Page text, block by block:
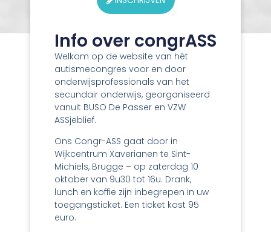
Info over congrASS
Welkom op de website van hét
autismecongres voor en door
onderwijsprofessionals van het
secundair onderwijs, georganiseerd
vanuit BUSO De Passer en VZW
ASSjeblief.
Ons Congr-ASS gaat door in
Wijkcentrum Xaverianen te Sint-
Michiels, Brugge – op zaterdag 10
oktober van 9u30 tot 16u. Drank,
lunch en koffie zijn inbegrepen in uw
toegangsticket. Een ticket kost 95
euro.